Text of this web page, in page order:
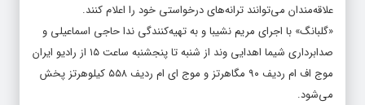
علاقه‌مندان می‌توانند ترانه‌های درخواستی خود را اعلام کنند.
«گلبانگ» با اجرای مریم نشیبا و به تهیه‌کنندگی ندا حاجی اسماعیلی و
صدابرداری شیما اهدایی وند از شنبه تا پنجشنبه ساعت ۱۵ از رادیو ایران
موج اف ام ردیف ۹۰ مگاهرتز و موج ای ام ردیف ۵۵۸ کیلوهرتز پخش
می‌شود.